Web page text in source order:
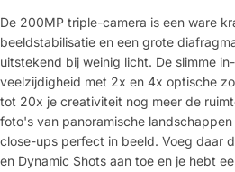
De 200MP triple-camera is een ware
beeldstabilisatie en een grote
uitstekend bij weinig licht. De slimme
veelzijdigheid met 2x en 4x optische
tot 20x je creativiteit nog meer de
foto's van panoramische
close-ups perfect in beeld. Voeg daar
en Dynamic Shots aan toe en je hebt